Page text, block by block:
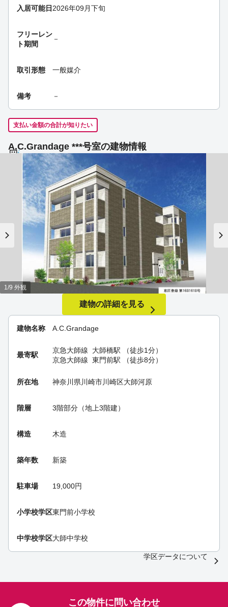
入居可能日 2026年09月下旬
フリーレン
ト期間
－
取引形態 一般媒介
備考 －
支払い金額の合計が知りたい
A.C.Grandage ***号室の建物情報
建物名称 A.C.Grandage
最寄駅
京急大師線 大師橋駅 （徒歩1分）
京急大師線 東門前駅 （徒歩8分）
所在地 神奈川県川崎市川崎区大師河原
階層 3階部分（地上3階建）
構造 木造
築年数 新築
駐車場 19,000円
小学校学区東門前小学校
中学校学区大師中学校
1/9 外観
建物の詳細を見る
学区データについて
この物件に問い合わせ